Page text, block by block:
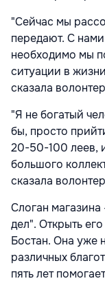
"Сейчас мы
передают. С
необходимо мы
ситуации в
сказала
"Я не богатый
бы, просто
20-50-100 леев,
большого
сказала
Слоган
дел". Открыть
Бостан. Она уже
различных
пять лет